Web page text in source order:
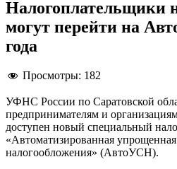
могут перейти на
года
Просмотры: 182
УФНС России по Саратовской
предпринимателям и
доступен новый специальный
«Автоматизированная упрощенная
налогообложения» (АвтоУСН).